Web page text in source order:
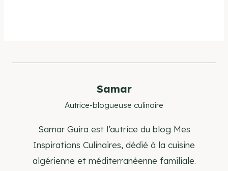
Samar
Autrice-blogueuse culinaire
Samar Guira est l’autrice du blog Mes
Inspirations Culinaires, dédié à la cuisine
algérienne et méditerranéenne familiale.